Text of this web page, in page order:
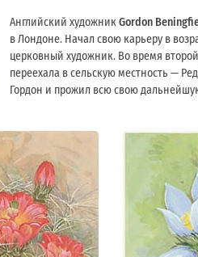
Английский художникGordon
в Лондоне. Начал свою карьеру в
церковный художник. Во время
переехала в сельскую местность —
Гордон и прожил всю свою